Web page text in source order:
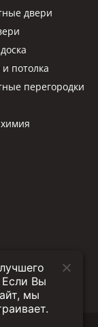
двери
потолка
перегородки
Если Вы
мы